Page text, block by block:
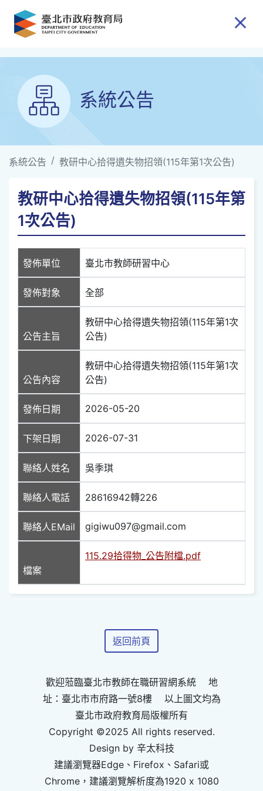
跳到主要內容
系統公告
系統公告 教研中心拾得遺失物招領(115年第1次公告)
教研中心拾得遺失物招領(115年第
1次公告)
發佈單位 臺北市教師研習中心
發佈對象 全部
公告主旨
教研中心拾得遺失物招領(115年第1次
公告)
公告內容
教研中心拾得遺失物招領(115年第1次
公告)
發佈日期 2026-05-20
下架日期 2026-07-31
聯絡人姓名 吳季琪
聯絡人電話 28616942轉226
聯絡人EMail gigiwu097@gmail.com
檔案
115.29拾得物_公告附檔.pdf
返回前頁
歡迎蒞臨臺北市教師在職研習網系統 地
址：臺北市市府路一號8樓 以上圖文均為
臺北市政府教育局版權所有
Copyright ©2025 All rights reserved.
Design by 辛太科技
建議瀏覽器Edge、Firefox、Safari或
Chrome，建議瀏覽解析度為1920 x 1080